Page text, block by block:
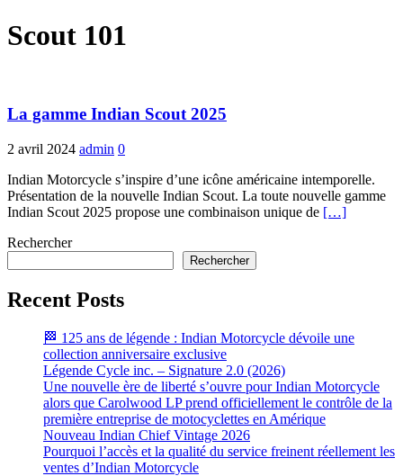
Scout 101
La gamme Indian Scout 2025
2 avril 2024 admin 0
Indian Motorcycle s’inspire d’une icône américaine intemporelle.
Présentation de la nouvelle Indian Scout. La toute nouvelle gamme
Indian Scout 2025 propose une combinaison unique de […]
Rechercher
Rechercher
Recent Posts
🏁 125 ans de légende : Indian Motorcycle dévoile une
collection anniversaire exclusive
Légende Cycle inc. – Signature 2.0 (2026)
Une nouvelle ère de liberté s’ouvre pour Indian Motorcycle
alors que Carolwood LP prend officiellement le contrôle de la
première entreprise de motocyclettes en Amérique
Nouveau Indian Chief Vintage 2026
Pourquoi l’accès et la qualité du service freinent réellement les
ventes d’Indian Motorcycle